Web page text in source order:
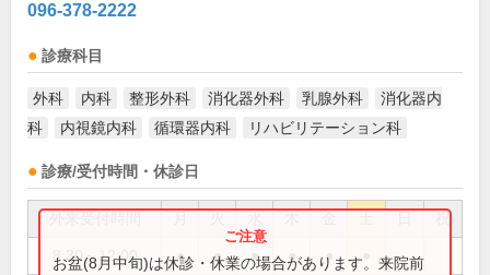
096-378-2222
診療科目
外科 内科 整形外科 消化器外科 乳腺外科
消化器内
科
内視鏡内科 循環器内科 リハビリテーション科
診療/受付時間・休診日
祝
8:30～12:00 ● ● ● ● ●
お盆(8月中旬)は休診・休業の場合があります。来院前